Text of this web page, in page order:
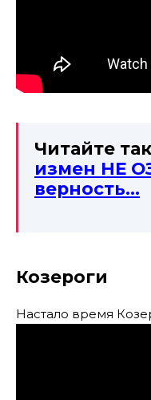
Читайте
измен НЕ
верность…
Козероги
Настало время